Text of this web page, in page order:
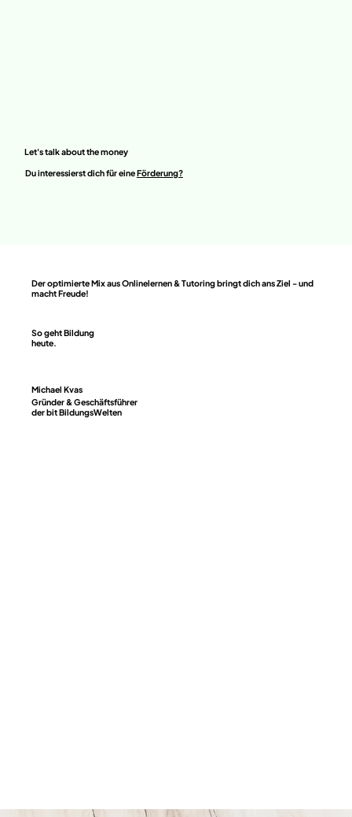
Let's talk about the money
Du interessierst dich für eineFörderung?
Der optimierte Mix aus Onlinelernen & Tutoring bringt dich ans Ziel - und
macht Freude!
So geht Bildung
heute.
Michael Kvas
Gründer & Geschäftsführer
der bit BildungsWelten